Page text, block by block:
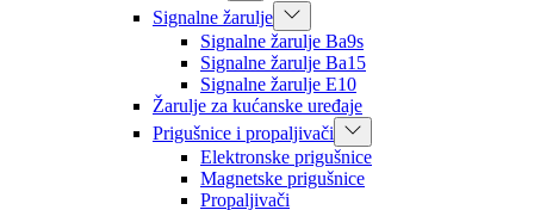
Signalne žarulje
Signalne žarulje Ba9s
Signalne žarulje Ba15
Signalne žarulje E10
Žarulje za kućanske uređaje
Prigušnice i propaljivači
Elektronske prigušnice
Magnetske prigušnice
Propaljivači